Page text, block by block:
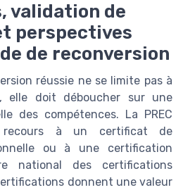
validation de
perspectives
de reconversion
réussie ne se limite pas à
elle doit déboucher sur une
des compétences. La PREC
recours à un certificat de
ou à une certification
national des certifications
donnent une valeur